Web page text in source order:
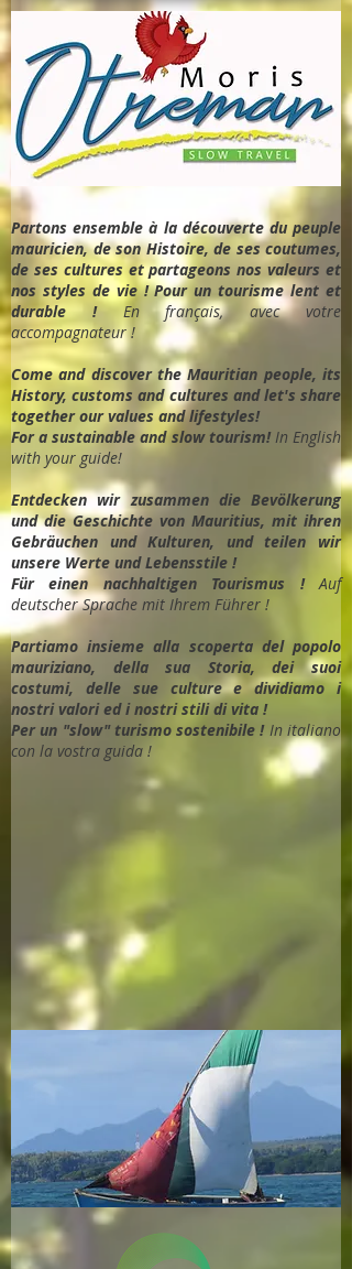
Partons ensemble à la découverte du peuple
mauricien, de son Histoire, de ses coutumes,
de ses cultures et partageons nos valeurs et
nos styles de vie ! Pour un tourisme lent et
durable ! En français, avec votre
accompagnateur !
Come and discover the Mauritian people, its
History, customs and cultures and let's share
together our values and lifestyles!
For a sustainable and slow tourism! In English
with your guide!
Entdecken wir zusammen die Bevölkerung
und die Geschichte von Mauritius, mit ihren
Gebräuchen und Kulturen, und teilen wir
unsere Werte und Lebensstile !
Für einen nachhaltigen Tourismus !Auf
deutscher Sprache mit Ihrem Führer !
Partiamo insieme alla scoperta del popolo
mauriziano, della sua Storia, dei suoi
costumi, delle sue culture e dividiamo i
nostri valori ed i nostri stili di vita !
Per un "slow" turismo sostenibile !In italiano
con la vostra guida !